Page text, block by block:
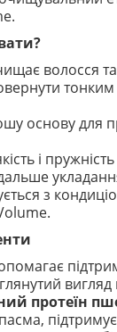
волосся
тонким
основу для
і
з
протеїн